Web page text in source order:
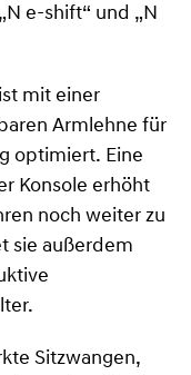
e-shift“ und „N
mit einer
Armlehne für
optimiert. Eine
Konsole erhöht
noch weiter zu
sie außerdem
Sitzwangen,